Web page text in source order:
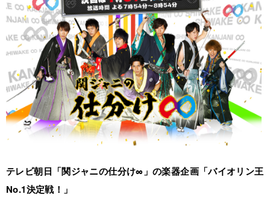
テレビ朝日「関ジャニの仕分け∞」の楽器企画「バイオリン王
No.1決定戦！」